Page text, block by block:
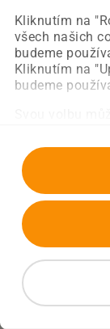
Kliknutím na
všech našich
budeme
Kliknutím na
budeme